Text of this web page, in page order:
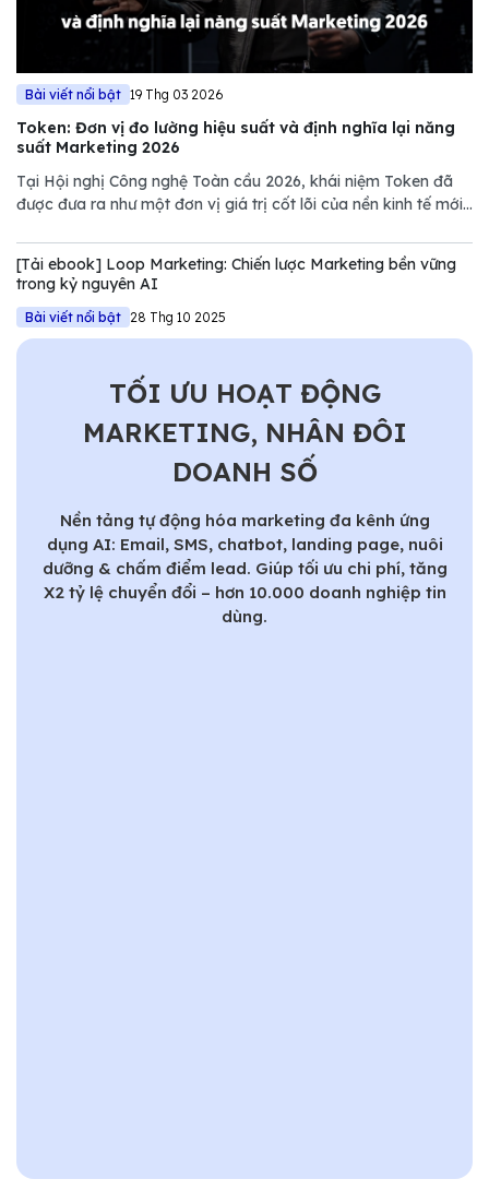
Bài viết nổi bật 19 Thg 03 2026
Token: Đơn vị đo lường hiệu suất và định nghĩa lại năng
suất Marketing 2026
Tại Hội nghị Công nghệ Toàn cầu 2026, khái niệm Token đã
được đưa ra như một đơn vị giá trị cốt lõi của nền kinh tế mới.
chúng ta sẽ bỏ lỡ một bước ngoặt quan trọng trong quản trị
Marketing.
[Tải ebook] Loop Marketing: Chiến lược Marketing bền vững
trong kỷ nguyên AI
Bài viết nổi bật 28 Thg 10 2025
TỐI ƯU HOẠT ĐỘNG
MARKETING, NHÂN ĐÔI
DOANH SỐ
Nền tảng tự động hóa marketing đa kênh ứng
dụng AI: Email, SMS, chatbot, landing page, nuôi
dưỡng & chấm điểm lead. Giúp tối ưu chi phí, tăng
X2 tỷ lệ chuyển đổi – hơn 10.000 doanh nghiệp tin
dùng.